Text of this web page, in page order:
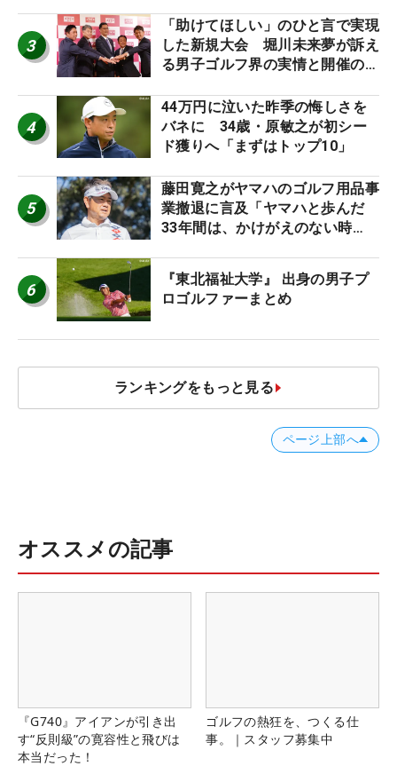
3
「助けてほしい」のひと言で実現
した新規大会 堀川未来夢が訴え
る男子ゴルフ界の実情と開催の舞
4
44万円に泣いた昨季の悔しさを
バネに 34歳・原敏之が初シー
ド獲りへ「まずはトップ10」
5
藤田寛之がヤマハのゴルフ用品事
業撤退に言及「ヤマハと歩んだ
33年間は、かけがえのない時
6
『東北福祉大学』 出身の男子プ
ロゴルファーまとめ
ランキングをもっと見る
ページ上部へ
オススメの記事
『G740』アイアンが引き出
す“反則級”の寛容性と飛びは
本当だった！
ゴルフの熱狂を、つくる仕
事。｜スタッフ募集中